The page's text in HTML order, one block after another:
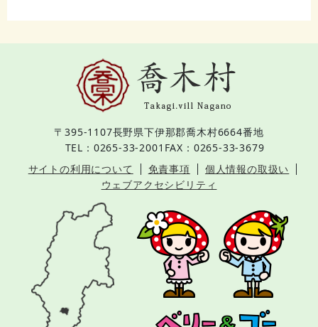
〒395-1107長野県下伊那郡喬木村6664番地
TEL：0265-33-2001 FAX：0265-33-3679
サイトの利用について
免責事項
個人情報の取扱い
ウェブアクセシビリティ